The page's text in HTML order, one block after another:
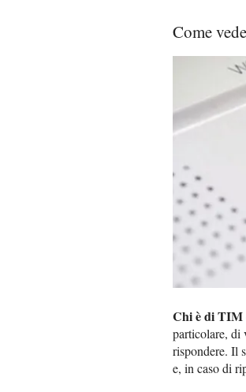
Come
Chi è di TIM
particolare, di
rispondere. Il
e, in caso di